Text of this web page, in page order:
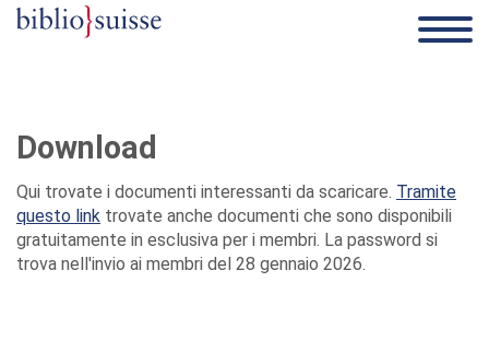
Download
Qui trovate i documenti interessanti da scaricare. Tramite
questo link trovate anche documenti che sono disponibili
gratuitamente in esclusiva per i membri. La password si
trova nell'invio ai membri del 28 gennaio 2026.